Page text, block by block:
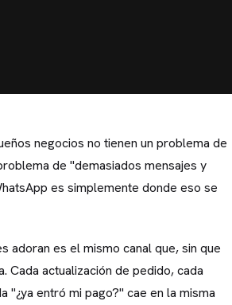
negocios no tienen un problema de
de "demasiados mensajes y
es simplemente donde eso se
adoran es el mismo canal que, sin que
Cada actualización de pedido, cada
"¿ya entró mi pago?" cae en la misma